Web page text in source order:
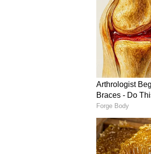
ಮಾರ್ಪಟ್ಟಿದ್ದವು.
ವಿಗ್ರಹಗಳನ್ನು
ಎಂದರೂ ಅದರೊಳಗೆ
ಜಗನ್ನಾಥನ
ದೇವತೆಗಳ ಬಣ್ಣ,
ಜಗನ್ನಾಥ, ಬಲಭದ್ರ
ನೀಗ್ರೋಯಿಡ್ಸ್,
ಬಣ್ಣವು
ಬಣ್ಣವು